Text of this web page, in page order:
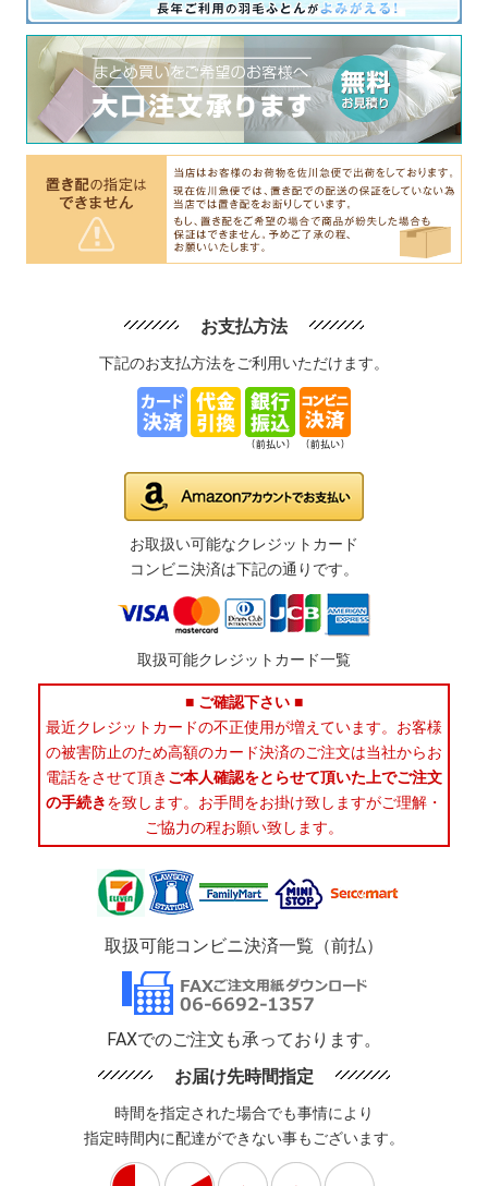
お支払方法
下記のお支払方法をご利用いただけます。
お取扱い可能なクレジットカード
コンビニ決済は下記の通りです。
取扱可能クレジットカード一覧
■ ご確認下さい ■
最近クレジットカードの不正使用が増えています。お客様
の被害防止のため高額のカード決済のご注文は当社からお
電話をさせて頂き ご本人確認をとらせて頂いた上でご注文
の手続きを致します。お手間をお掛け致しますがご理解・
ご協力の程お願い致します。
取扱可能コンビニ決済一覧（前払）
FAXでのご注文も承っております。
お届け先時間指定
時間を指定された場合でも事情により
指定時間内に配達ができない事もございます。